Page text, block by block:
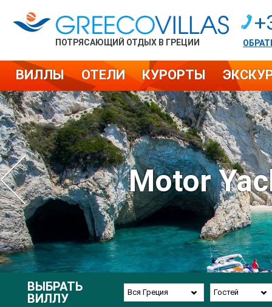
ПОТРЯСАЮЩИЙ ОТДЫХ В ГРЕЦИИ
ВИЛЛЫ ОТЕЛИ КУРОРТЫ
Motor
ВЫБРАТЬ
ВИЛЛУ
Вся Греция Гостей